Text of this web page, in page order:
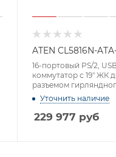
ATEN CL5816N-
16-портовый PS/2,
коммутатор с 19" ЖК
разъемом
подключения и
USB-периферии, Dual
1024)
Уточнить наличие
229 977 руб